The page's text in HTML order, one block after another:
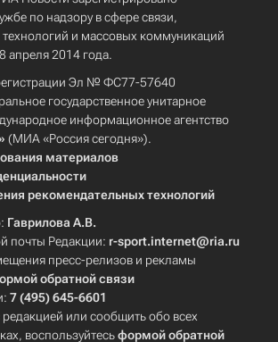
по надзору в сфере связи,
и массовых коммуникаций
апреля 2014 года.
Эл № ФС77-57640
государственное унитарное
информационное агентство
(МИА «Россия сегодня»).
материалов
рекомендательных технологий
Гаврилова А.В.
почты Редакции: r-sport.internet@ria.ru
пресс-релизов и рекламы
обратной связи
7 (495) 645-6601
редакцией или сообщить обо всех
воспользуйтесьформой обратной